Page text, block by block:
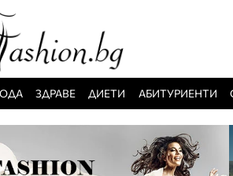
ЗДРАВЕ ДИЕТИ АБИТУРИЕНТИ